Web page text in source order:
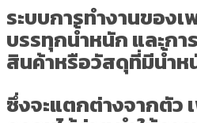
ระบบการทำงานของ
บรรทุกน้ำหนัก และก
สินค้าหรือวัสดุที่มีน้ำห
ซึ่งจะแตกต่างจากตัว